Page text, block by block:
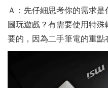
Ａ：先仔細思考你的需求
圖玩遊戲？有需要使用特
要的，因為二手筆電的重點